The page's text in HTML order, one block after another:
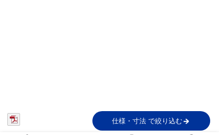
仕様・寸法 で絞り込む